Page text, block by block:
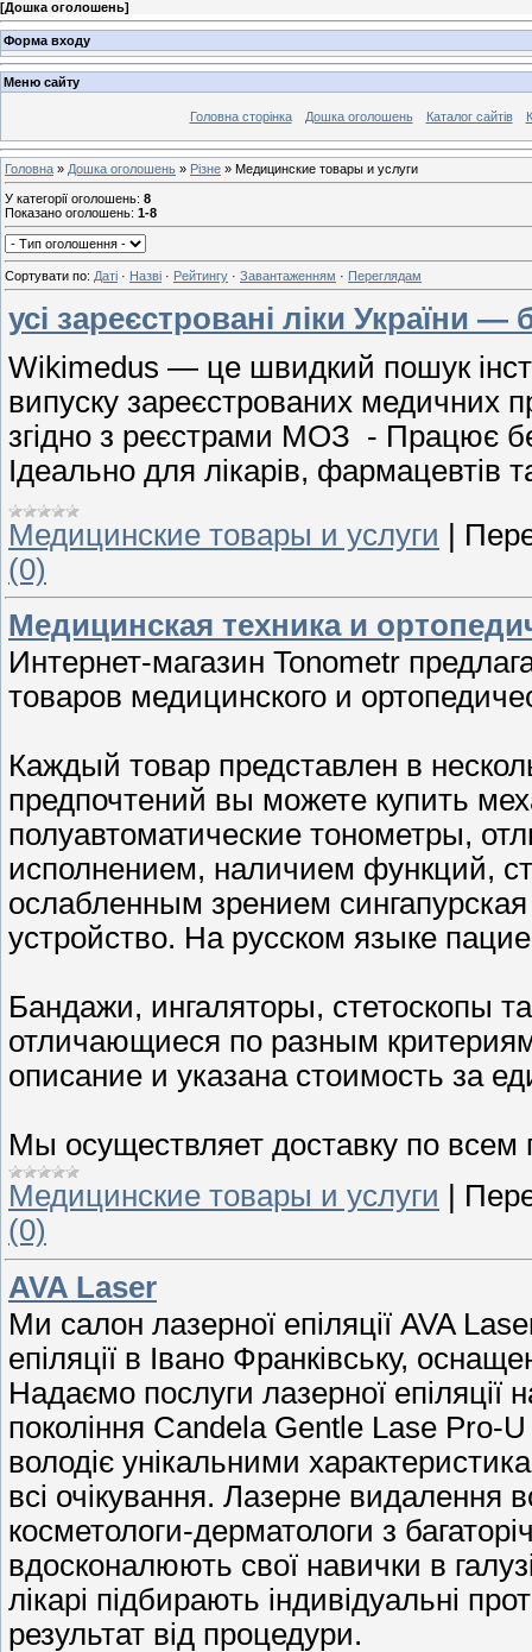
[Дошка оголошень]
Форма входу
Меню сайту
Головна сторінка Дошка оголошень Каталог сайтів
Головна » Дошка оголошень » Різне » Медицинские товары и услуги
У категорії оголошень: 8
Показано оголошень: 1-8
Сортувати по: Даті · Назві · Рейтингу · Завантаженням · Переглядам
усі зареєстровані ліки України
Wikimedus — це швидкий пошук
випуску зареєстрованих медичних
згідно з реєстрами МОЗ - Працює
Ідеально для лікарів, фармацевтів
Медицинские товары и услуги
(0)
Медицинская техника и
Интернет-магазин Tonometr
товаров медицинского и
Каждый товар представлен в
предпочтений вы можете купить
полуавтоматические тонометры,
исполнением, наличием функций,
ослабленным зрением
устройство. На русском языке
Бандажи, ингаляторы, стетоскопы
отличающиеся по разным
описание и указана стоимость за
Мы осуществляет доставку по всем
Медицинские товары и услуги
(0)
AVA Laser
Ми салон лазерної епіляції AVA
епіляції в Івано Франківську,
Надаємо послуги лазерної епіляції
покоління Candela Gentle Lase
володіє унікальними
всі очікування. Лазерне видалення
косметологи-дерматологи з
вдосконалюють свої навички в
лікарі підбирають індивідуальні
результат від процедури.